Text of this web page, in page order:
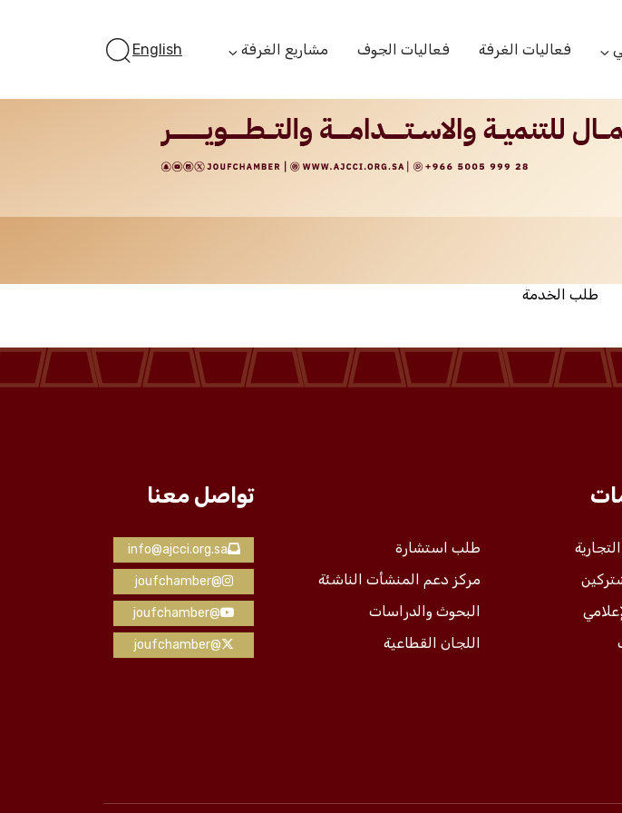
البحوث والدراسات
مكتب الاحتجاج
فعاليات الغرفة فعاليات الجوف مشاريع الغرفة
أستثمر بالجوف
الجوف ستارت أب
English
طلب الخدمة
طلب استشارة
مركز دعم المنشأت الناشئة
البحوث والدراسات
اللجان القطاعية
تواصل معنا
info@ajcci.org.sa
@joufchamber
@joufchamber
@joufchamber